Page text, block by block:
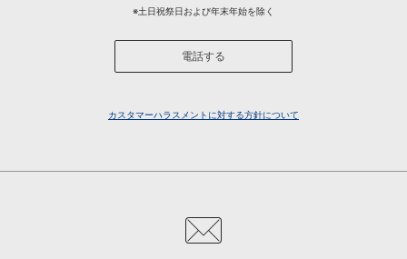
※土日祝祭日および年末年始を除く
電話する
カスタマーハラスメントに対する方針について